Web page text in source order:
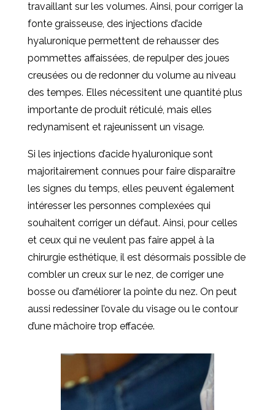
travaillant sur les volumes. Ainsi, pour corriger la
fonte graisseuse, des injections d’acide
hyaluronique permettent de rehausser des
pommettes affaissées, de repulper des joues
creusées ou de redonner du volume au niveau
des tempes. Elles nécessitent une quantité plus
importante de produit réticulé, mais elles
redynamisent et rajeunissent un visage.
Si les injections d’acide hyaluronique sont
majoritairement connues pour faire disparaître
les signes du temps, elles peuvent également
intéresser les personnes complexées qui
souhaitent corriger un défaut. Ainsi, pour celles
et ceux qui ne veulent pas faire appel à la
chirurgie esthétique, il est désormais possible de
combler un creux sur le nez, de corriger une
bosse ou d’améliorer la pointe du nez. On peut
aussi redessiner l’ovale du visage ou le contour
d’une mâchoire trop effacée.